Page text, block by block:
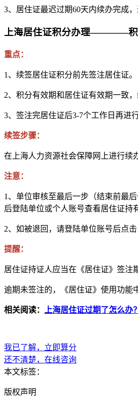
3、居住证最迟过期60天内续办完成
上海居住证积分办理————积
重点：
1、续签居住证积分前先签注居住证。
2、积分有效期和居住证有效期一致
3、签注完居住证后3-7个工作日再进
续签步骤：
在上海人力资源社会保障网上进行
注意：
1、单位审核至最后一步（结束前最
后登陆单位或个人账号查看居住证持
2、如被退回，请登陆单位账号后
提醒：
居住证持证人应当在《居住证》签注
逾期未签注的，《居住证》使用功能
相关阅读： 上海居住证过期了怎么办
我已了解，立即算分
还不清楚，在线咨询
本文标签：
版权声明